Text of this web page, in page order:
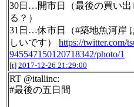
30日…開市日（最後の買い
る？）
31日…休市日（#築地魚河岸
しいです） https://twitter.com/
945547150120718342/photo/1
[t] 2017-12-26 21:29:00
RT @itallinc:
#最後の五日間